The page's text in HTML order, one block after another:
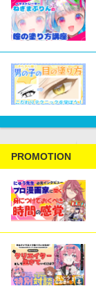
PROMOTION